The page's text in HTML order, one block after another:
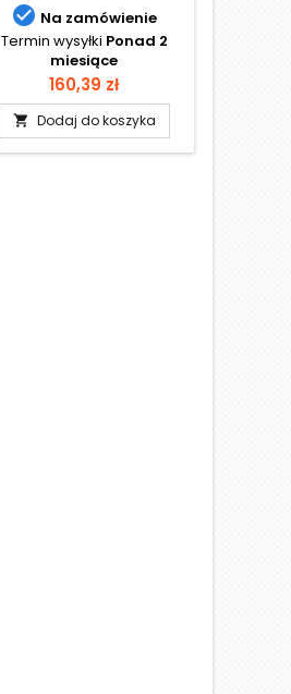
 Na zamówienie
Termin wysyłki Ponad 2
miesiące
Cena
160,39 zł
 Dodaj do koszyka